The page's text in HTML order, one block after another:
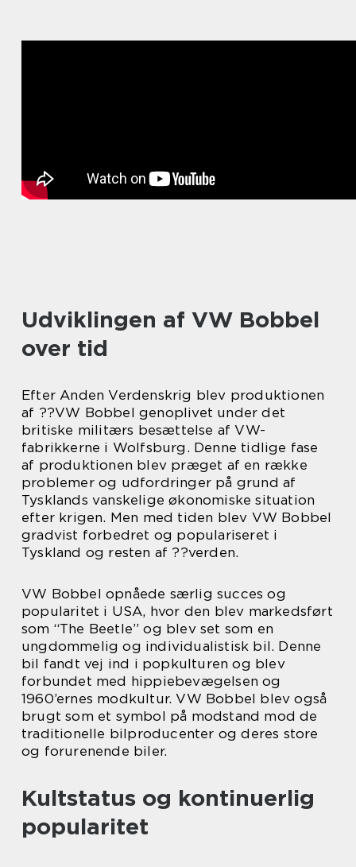
Udviklingen af VW Bobbel
over tid
Efter Anden Verdenskrig blev produktionen
af ??VW Bobbel genoplivet under det
britiske militærs besættelse af VW-
fabrikkerne i Wolfsburg. Denne tidlige fase
af produktionen blev præget af en række
problemer og udfordringer på grund af
Tysklands vanskelige økonomiske situation
efter krigen. Men med tiden blev VW Bobbel
gradvist forbedret og populariseret i
Tyskland og resten af ??verden.
VW Bobbel opnåede særlig succes og
popularitet i USA, hvor den blev markedsført
som “The Beetle” og blev set som en
ungdommelig og individualistisk bil. Denne
bil fandt vej ind i popkulturen og blev
forbundet med hippiebevægelsen og
1960’ernes modkultur. VW Bobbel blev også
brugt som et symbol på modstand mod de
traditionelle bilproducenter og deres store
og forurenende biler.
Kultstatus og kontinuerlig
popularitet